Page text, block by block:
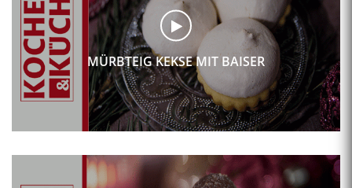
MÜRBTEIG KEKSE MIT BAISER